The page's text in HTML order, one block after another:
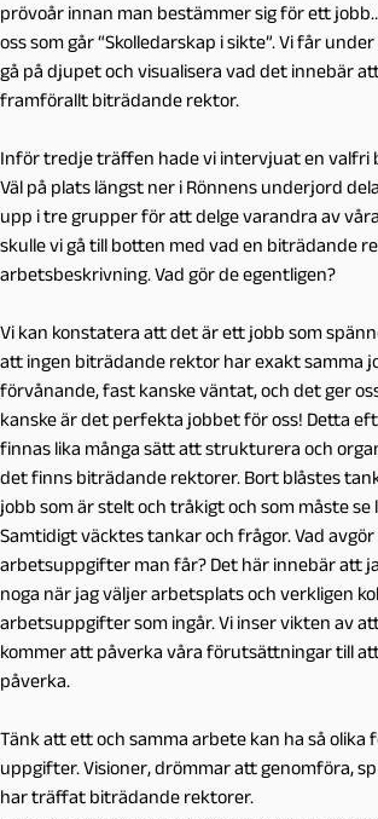
prövoår innan man bestämmer sig för ett
oss som går “Skolledarskap i sikte”. Vi får
gå på djupet och visualisera vad det innebär
framförallt biträdande rektor.
Inför tredje träffen hade vi intervjuat en valfri
Väl på plats längst ner i Rönnens underjord
upp i tre grupper för att delge varandra av
skulle vi gå till botten med vad en biträdande
arbetsbeskrivning. Vad gör de egentligen?
Vi kan konstatera att det är ett jobb som
att ingen biträdande rektor har exakt samma
förvånande, fast kanske väntat, och det ger
kanske är det perfekta jobbet för oss! Detta
finnas lika många sätt att strukturera och
det finns biträdande rektorer. Bort blåstes
jobb som är stelt och tråkigt och som måste se
Samtidigt väcktes tankar och frågor. Vad avgör
arbetsuppgifter man får? Det här innebär att
noga när jag väljer arbetsplats och verkligen
arbetsuppgifter som ingår. Vi inser vikten av
kommer att påverka våra förutsättningar till
påverka.
Tänk att ett och samma arbete kan ha så
uppgifter. Visioner, drömmar att genomföra,
har träffat biträdande rektorer.